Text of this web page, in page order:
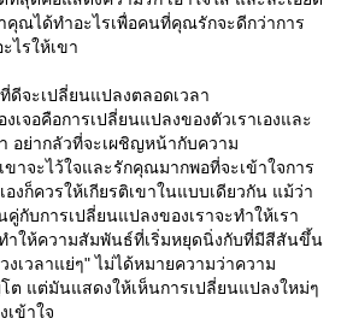
คุณได้ทำอะไรเพื่อคนที่คุณรักจะดีกว่าการ
ไรให้เขา
จะเปลี่ยนแปลงตลอดเวลา
เจอคือการเปลี่ยนแปลงของตัวเราเองและ
อย่ากลัวที่จะเผชิญหน้ากับความ
าจะไว้ใจและรักคุณมากพอที่จะเข้าใจการ
งก็ควรให้เกียรติเขาในแบบเดียวกัน แม้ว่า
กับการเปลี่ยนแปลงของเราจะทำให้เรา
ำให้ความสัมพันธ์ที่เริ่มหยุดนิ่งกับที่มีสีสันขึ้น
เวลาแย่ๆ" ไม่ได้หมายความว่าความ
แต่มันแสดงให้เห็นการเปลี่ยนแปลงใหม่ๆ
เข้าใจ